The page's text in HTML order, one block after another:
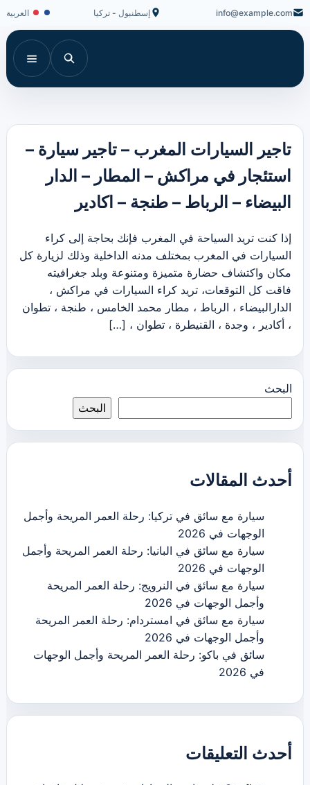
info@example.com إسطنبول - تركيا العربية
تاجير السيارات المغرب – تاجير سيارة –
استئجار في مراكش – المطار – الدار
البيضاء – الرباط – طنجة – اكادير
إذا كنت تريد السياحة في المغرب فإنك بحاجة إلى كراء
السيارات في المغرب بمختلف مدنه الداخلية وذلك لزيارة كل
مكان واكتشاف حضارة متميزة ومتنوعة وبلد جغرافيته
فاقت كل التوقعات، تريد كراء السيارات في مراكش ،
الدارالبيضاء ، الرباط ، مطار محمد الخامس ، طنجة ، تطوان
، أكادير ، وجدة ، القنيطرة ، تطوان ، […]
البحث
البحث
أحدث المقالات
سيارة مع سائق في تركيا: رحلة العمر المريحة وأجمل
الوجهات في 2026
سيارة مع سائق في البانيا: رحلة العمر المريحة وأجمل
الوجهات في 2026
سيارة مع سائق في النرويج: رحلة العمر المريحة
وأجمل الوجهات في 2026
سيارة مع سائق في امستردام: رحلة العمر المريحة
وأجمل الوجهات في 2026
سائق في باكو: رحلة العمر المريحة وأجمل الوجهات
في 2026
أحدث التعليقات